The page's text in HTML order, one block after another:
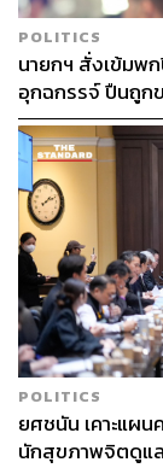
POLITICS
นายกฯ สั่งเข้มพ
อุกฉกรรจ์ ปืนถูก
POLITICS
ยศชนัน เคาะแผ
นักสุขภาพจิตดูแ